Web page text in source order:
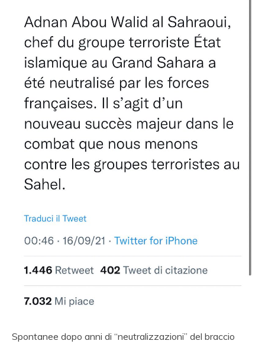
Spontanee dopo anni di “neutralizzazioni” del braccio